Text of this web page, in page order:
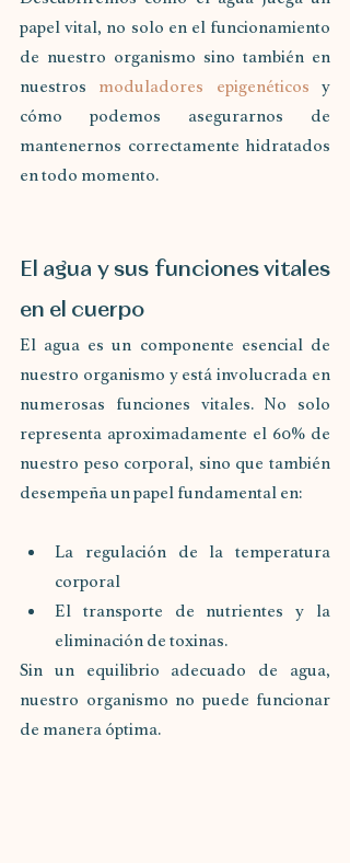
papel vital, no solo en el funcionamiento
de nuestro organismo sino también en
nuestros moduladores epigenéticos y
cómo podemos asegurarnos de
mantenernos correctamente hidratados
en todo momento.
El agua y sus funciones vitales
en el cuerpo
El agua es un componente esencial de
nuestro organismo y está involucrada en
numerosas funciones vitales. No solo
representa aproximadamente el 60% de
nuestro peso corporal, sino que también
desempeña un papel fundamental en:
La regulación de la temperatura
corporal
El transporte de nutrientes y la
eliminación de toxinas.
Sin un equilibrio adecuado de agua,
nuestro organismo no puede funcionar
de manera óptima.